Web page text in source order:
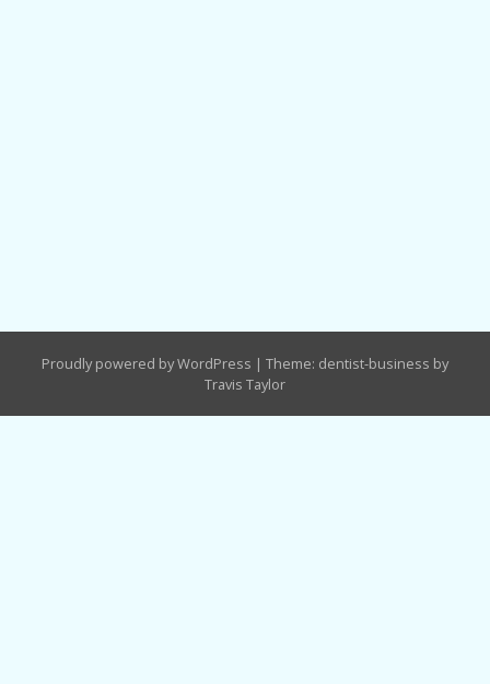
Proudly powered by WordPress | Theme: dentist-business by
Travis Taylor